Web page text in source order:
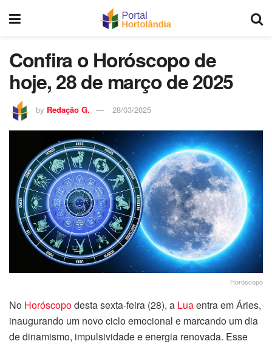
Confira o Horóscopo de
hoje, 28 de março de 2025
by Redação G. 28/03/2025
Horóscopo
No Horóscopodesta sexta-feira (28), a Luaentra em Áries,
inaugurando um novo ciclo emocional e marcando um dia
de dinamismo, impulsividade e energia renovada. Esse